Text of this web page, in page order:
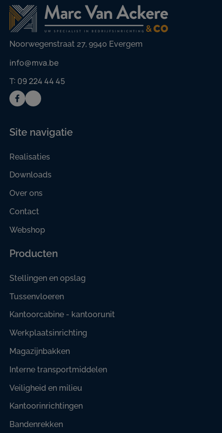
Noorwegenstraat 27, 9940 Evergem
info@mva.be
T: 09 224 44 45
Site navigatie
Realisaties
Downloads
Over ons
Contact
Webshop
Producten
Stellingen en opslag
Tussenvloeren
Kantoorcabine - kantoorunit
Werkplaatsinrichting
Magazijnbakken
Interne transportmiddelen
Veiligheid en milieu
Kantoorinrichtingen
Bandenrekken